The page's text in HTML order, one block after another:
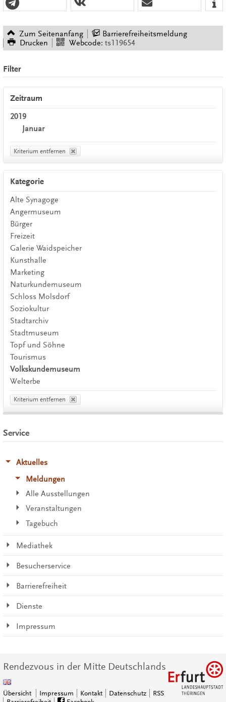
Zum Seitenanfang
Barrierefreiheitsmeldung
Drucken
Webcode: ts119654
Filter
Zeitraum
2019
Januar
Kriterium entfernen
Kategorie
Alte Synagoge
Angermuseum
Bürger
Freizeit
Galerie Waidspeicher
Kunsthalle
Marketing
Naturkundemuseum
Schloss Molsdorf
Soziokultur
Stadtarchiv
Stadtmuseum
Topf und Söhne
Tourismus
Volkskundemuseum
Welterbe
Kriterium entfernen
Service
Aktuelles
Meldungen
Alle Ausstellungen
Veranstaltungen
Tagebuch
Mediathek
Besucherservice
Barrierefreiheit
Dienste
Impressum
Rendezvous in der Mitte Deutschlands
Übersicht Impressum Kontakt Datenschutz
RSS